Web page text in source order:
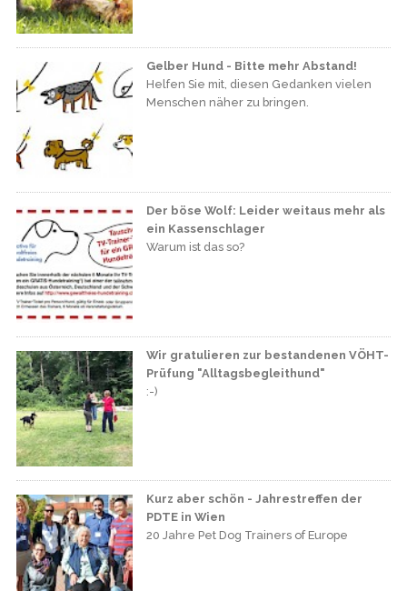
Gelber Hund - Bitte mehr Abstand!
Helfen Sie mit, diesen Gedanken vielen
Menschen näher zu bringen.
Der böse Wolf: Leider weitaus mehr als
ein Kassenschlager
Warum ist das so?
Wir gratulieren zur bestandenen VÖHT-
Prüfung "Alltagsbegleithund"
:-)
Kurz aber schön - Jahrestreffen der
PDTE in Wien
20 Jahre Pet Dog Trainers of Europe